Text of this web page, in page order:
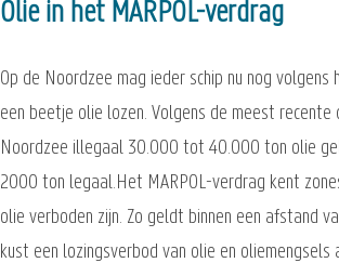
Olie in het MARPOL-verdrag
Op de Noordzee mag ieder schip nu nog volgens
een beetje olie lozen. Volgens de meest
Noordzee illegaal 30.000 tot 40.000 ton olie
2000 ton legaal.Het MARPOL-verdrag kent
olie verboden zijn. Zo geldt binnen een afstand
kust een lozingsverbod van olie en oliemengsels